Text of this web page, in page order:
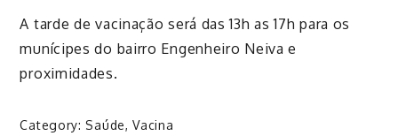
A tarde de vacinação será das 13h as 17h para os
munícipes do bairro Engenheiro Neiva e
proximidades.
Category: Saúde,Vacina